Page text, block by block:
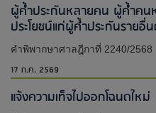
ผู้ค้ำประกันหลายคน ผู้ค้ำคน
ประโยชน์แก่ผู้ค้ำประกันราย
คำพิพากษาศาลฎีกาที่ 2240/2568
17 ก.ค. 2569
แจ้งความเท็จไปออกโฉนดใหม่​